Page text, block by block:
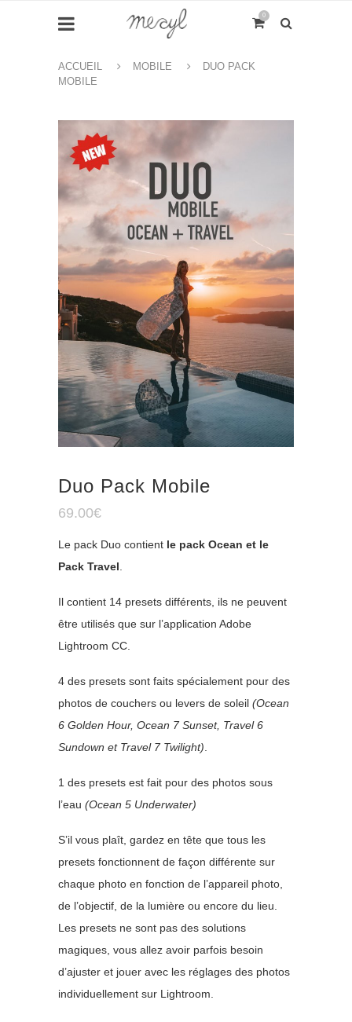
0
ACCUEIL MOBILE
DUO PACK
MOBILE
Duo Pack Mobile
69.00€
Le pack Duo contient le pack Ocean et le
Pack Travel.
Il contient 14 presets différents, ils ne peuvent
être utilisés que sur l’application Adobe
Lightroom CC.
4 des presets sont faits spécialement pour des
photos de couchers ou levers de soleil (Ocean
6 Golden Hour, Ocean 7 Sunset, Travel 6
Sundown et Travel 7 Twilight).
1 des presets est fait pour des photos sous
l’eau (Ocean 5 Underwater)
S’il vous plaît, gardez en tête que tous les
presets fonctionnent de façon différente sur
chaque photo en fonction de l’appareil photo,
de l’objectif, de la lumière ou encore du lieu.
Les presets ne sont pas des solutions
magiques, vous allez avoir parfois besoin
d’ajuster et jouer avec les réglages des photos
individuellement sur Lightroom.